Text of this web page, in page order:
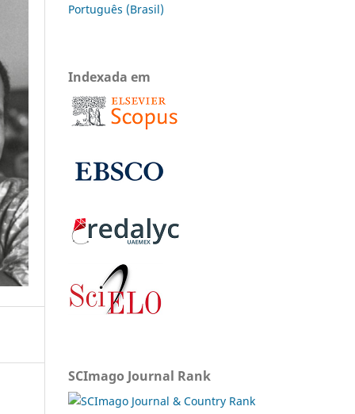
Português (Brasil)
Indexada em
SCImago Journal Rank